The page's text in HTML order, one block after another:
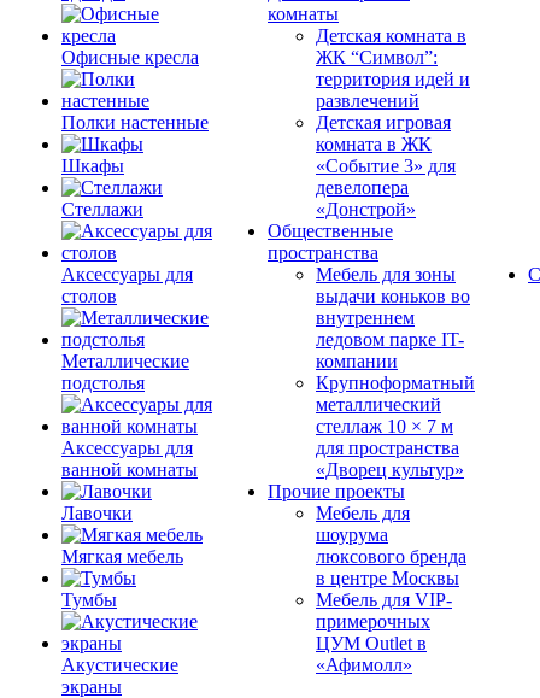
Офисные кресла
Полки настенные
Шкафы
Стеллажи
Аксессуары для
столов
Металлические
подстолья
Аксессуары для
ванной комнаты
Лавочки
Мягкая мебель
Тумбы
Акустические
экраны
комнаты
Детская комната в
ЖК “Символ”:
территория идей и
развлечений
Детская игровая
комната в ЖК
«Событие 3» для
девелопера
«Донстрой»
Общественные
пространства
Мебель для зоны
выдачи коньков во
внутреннем
ледовом парке IT-
компании
Крупноформатный
металлический
стеллаж 10 × 7 м
для пространства
«Дворец культур»
Прочие проекты
Мебель для
шоурума
люксового бренда
в центре Москвы
Мебель для VIP-
примерочных
ЦУМ Outlet в
«Афимолл»